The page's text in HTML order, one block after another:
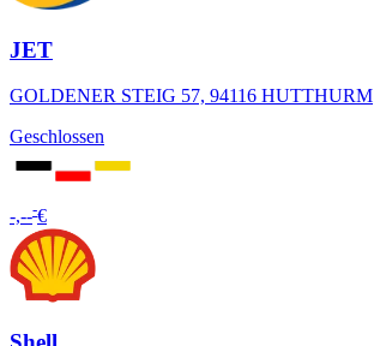
JET
GOLDENER STEIG 57, 94116 HUTTHURM
Geschlossen
-,---€